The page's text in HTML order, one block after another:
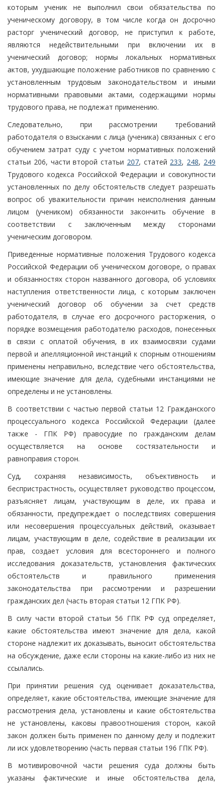
которым ученик не выполнил свои обязательства по
ученическому договору, в том числе когда он досрочно
расторг ученический договор, не приступил к работе,
являются недействительными при включении их в
ученический договор; нормы локальных нормативных
актов, ухудшающие положение работников по сравнению с
установленным трудовым законодательством и иными
нормативными правовыми актами, содержащими нормы
трудового права, не подлежат применению.
Следовательно, при рассмотрении требований
работодателя о взыскании с лица (ученика) связанных с его
обучением затрат суду с учетом нормативных положений
статьи 206, части второй статьи 207, статей 233, 248, 249
Трудового кодекса Российской Федерации и совокупности
установленных по делу обстоятельств следует разрешать
вопрос об уважительности причин неисполнения данным
лицом (учеником) обязанности закончить обучение в
соответствии с заключенным между сторонами
ученическим договором.
Приведенные нормативные положения Трудового кодекса
Российской Федерации об ученическом договоре, о правах
и обязанностях сторон названного договора, об условиях
наступления ответственности лица, с которым заключен
ученический договор об обучении за счет средств
работодателя, в случае его досрочного расторжения, о
порядке возмещения работодателю расходов, понесенных
в связи с оплатой обучения, в их взаимосвязи судами
первой и апелляционной инстанций к спорным отношениям
применены неправильно, вследствие чего обстоятельства,
имеющие значение для дела, судебными инстанциями не
определены и не установлены.
В соответствии с частью первой статьи 12 Гражданского
процессуального кодекса Российской Федерации (далее
также - ГПК РФ) правосудие по гражданским делам
осуществляется на основе состязательности и
равноправия сторон.
Суд, сохраняя независимость, объективность и
беспристрастность, осуществляет руководство процессом,
разъясняет лицам, участвующим в деле, их права и
обязанности, предупреждает о последствиях совершения
или несовершения процессуальных действий, оказывает
лицам, участвующим в деле, содействие в реализации их
прав, создает условия для всестороннего и полного
исследования доказательств, установления фактических
обстоятельств и правильного применения
законодательства при рассмотрении и разрешении
гражданских дел (часть вторая статьи 12 ГПК РФ).
В силу части второй статьи 56 ГПК РФ суд определяет,
какие обстоятельства имеют значение для дела, какой
стороне надлежит их доказывать, выносит обстоятельства
на обсуждение, даже если стороны на какие-либо из них не
ссылались.
При принятии решения суд оценивает доказательства,
определяет, какие обстоятельства, имеющие значение для
рассмотрения дела, установлены и какие обстоятельства
не установлены, каковы правоотношения сторон, какой
закон должен быть применен по данному делу и подлежит
ли иск удовлетворению (часть первая статьи 196 ГПК РФ).
В мотивировочной части решения суда должны быть
указаны фактические и иные обстоятельства дела,